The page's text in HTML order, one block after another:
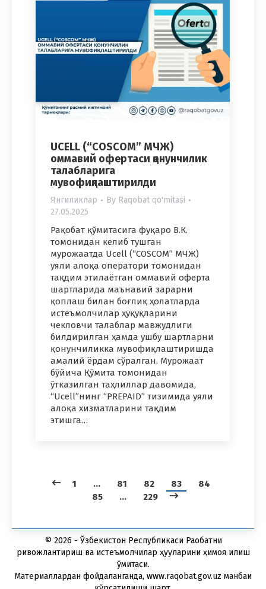
UCELL (“COSCOM” МЧЖ)
оммавий офертаси қонунчилик
талабларига
мувофиқлаштирилди
Янгиликлар By Raqobat qo'mitasi
27.05.2025
Рақобат қўмитасига фуқаро В.К.
томонидан келиб тушган
мурожаатда Ucell (“COSCOM” МЧЖ)
уяли алоқа оператори томонидан
тақдим этилаётган оммавий оферта
шартларида маънавий зарарни
қоплаш билан боғлиқ ҳолатларда
истеъмолчилар ҳуқуқларини
чекловчи талаблар мавжудлиги
билдирилган ҳамда ушбу шартларни
қонунчиликка мувофиқлаштиришда
амалий ёрдам сўралган. Мурожаат
бўйича Қўмита томонидан
ўтказилган таҳлиллар давомида,
“Ucell”нинг “PREPAID” тизимида уяли
алоқа хизматларини тақдим
этишга…
1 … 81 82 83
84
85
… 229
© 2026 - Ўзбекистон Республикаси Рақобатни
ривожлантириш ва истеъмолчилар ҳуқуқларини ҳимоя қилиш
қўмитаси.
Материаллардан фойдаланганда, www.raqobat.gov.uz манбаи